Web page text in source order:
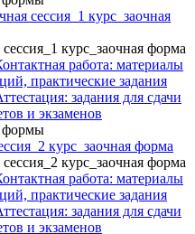
сессия_1 курс_заочная
курс_заочная форма
работа: материалы
практические задания
задания для сдачи
и экзаменов
формы
курс_заочная форма
курс_заочная форма
работа: материалы
практические задания
задания для сдачи
и экзаменов